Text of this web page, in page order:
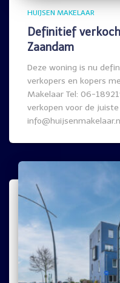
HUIJSEN MAKELAAR
Definitief
Zaandam
Deze woning is nu
verkopers en kopers
Makelaar Tel: 06-
verkopen voor de